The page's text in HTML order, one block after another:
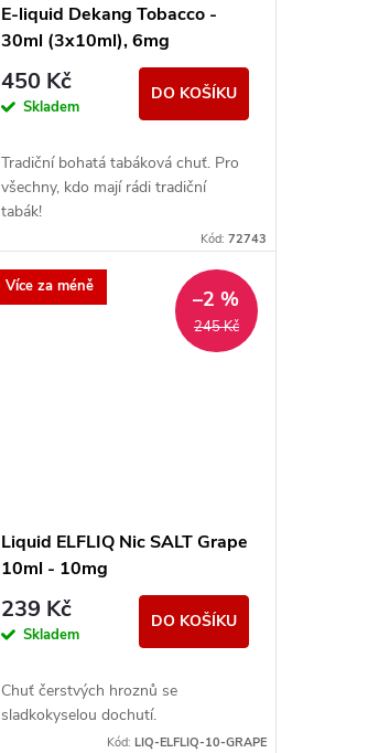
E-liquid Dekang Tobacco -
30ml (3x10ml), 6mg
450 Kč
Skladem
DO KOŠÍKU
Tradiční bohatá tabáková chuť. Pro
všechny, kdo mají rádi tradiční
tabák!
Kód: 72743
Více za méně
245 Kč
–2 %
Liquid ELFLIQ Nic SALT Grape
10ml - 10mg
239 Kč
Skladem
DO KOŠÍKU
Chuť čerstvých hroznů se
sladkokyselou dochutí.
Kód: LIQ-ELFLIQ-10-GRAPE